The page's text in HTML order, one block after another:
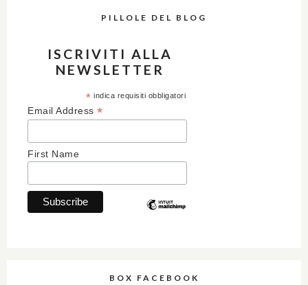
PILLOLE DEL BLOG
ISCRIVITI ALLA
NEWSLETTER
* indica requisiti obbligatori
Email Address *
First Name
BOX FACEBOOK